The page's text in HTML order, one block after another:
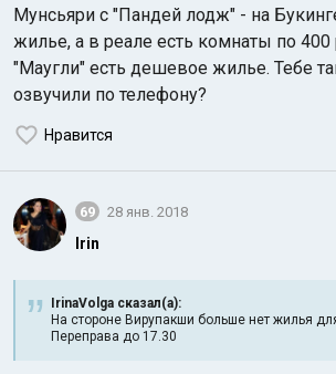
Мунсьяри с "Пандей лодж" - на
жилье, а в реале есть комнаты по
"Маугли" есть дешевое жилье. Тебе
озвучили по телефону?
Нравится
69 28 янв. 2018
Irin
IrinaVolga сказал(а):
На стороне Вирупакши больше нет жилья
Переправа до 17.30